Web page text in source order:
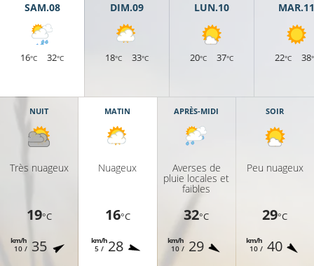
SAM.08
16°C 32°C
DIM.09
18°C 33°C
LUN.10
20°C 37°C
MAR.11
22°C 38
NUIT
Très nuageux
19°C
10 /
km/h 35
MATIN
Nuageux
16°C
5 /
km/h28
APRÈS-MIDI
Averses de
pluie locales et
faibles
32°C
10 /
km/h 29
SOIR
Peu nuageux
29°C
10 /
km/h 40
16°C
17°C
18°C